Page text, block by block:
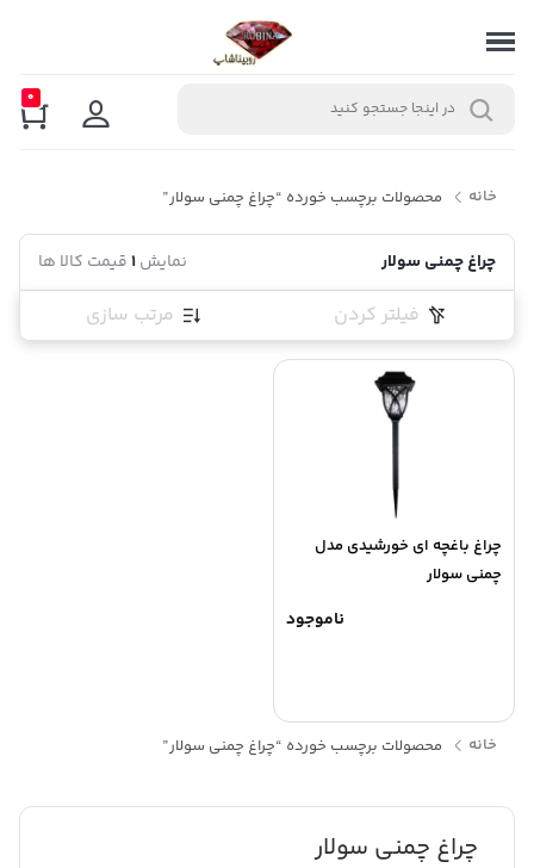
0
خانه محصولات برچسب خورده “چراغ چمنی سولار”
چراغ چمنی سولار نمایش1قیمت کالا ها
فیلتر کردن مرتب سازی
چراغ باغچه ای خورشیدی مدل
چمنی سولار
ناموجود
خانه محصولات برچسب خورده “چراغ چمنی سولار”
چراغ چمنی سولار